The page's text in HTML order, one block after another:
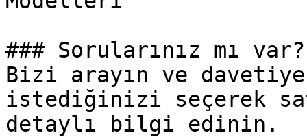
### Sorularınız mı var?
Bizi arayın ve
istediğinizi seçerek
detaylı bilgi edinin.